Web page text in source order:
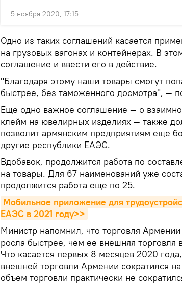
5 ноября 2020, 17:15
Одно из таких соглашений касается
на грузовых вагонах и контейнерах. В
соглашение и ввести его в действие.
"Благодаря этому наши товары смогут
быстрее, без таможенного досмотра", —
Еще одно важное соглашение — о
клейм на ювелирных изделиях — также
позволит армянским предприятиям еще
другие республики ЕАЭС.
Вдобавок, продолжится работа по
на товары. Для 67 наименований уже
продолжится работа еще по 25.
Мобильное приложение для
ЕАЭС в 2021 году>>
Министр напомнил, что торговля
росла быстрее, чем ее внешняя торговля
Что касается первых 8 месяцев 2020
внешней торговли Армении сократился
объем торговли практически не